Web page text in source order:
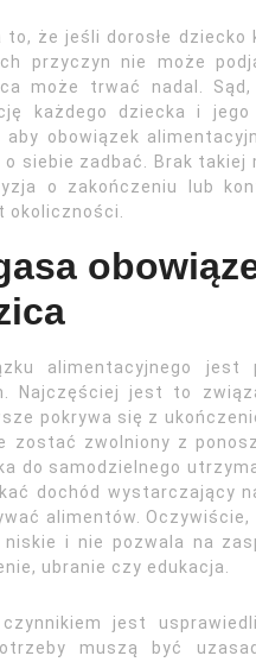
że jeśli dorosłe dziecko
przyczyn nie może
może trwać nadal.
każdego dziecka i
aby obowiązek
siebie zadbać. Brak
o zakończeniu lub
okoliczności.
alimentacyjnego jest
Najczęściej jest to
pokrywa się z
zostać zwolniony z
do samodzielnego
dochód wystarczający
alimentów.
i nie pozwala na
ubranie czy edukacja.
jest
muszą być